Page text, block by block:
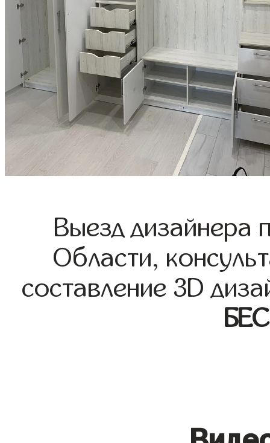
Выезд дизайнера
Области,
составление 3D